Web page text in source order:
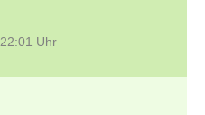
22:01 Uhr